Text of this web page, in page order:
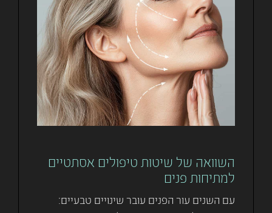
השוואה של שיטות טיפולים אסתטיים
למתיחות פנים
עם השנים עור הפנים עובר שינויים טבעיים: